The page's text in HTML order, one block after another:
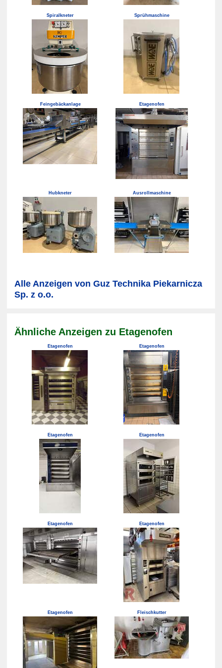
Spiralkneter Sprühmaschine
Feingebäckanlage Etagenofen
Hubkneter Ausrollmaschine
Alle Anzeigen von Guz Technika Piekarnicza
Sp. z o.o.
Ähnliche Anzeigen zu Etagenofen
Etagenofen Etagenofen
Etagenofen Etagenofen
Etagenofen Etagenofen
Etagenofen Fleischkutter